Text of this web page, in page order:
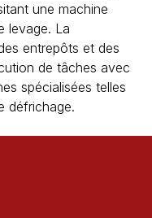
une machine
levage. La
entrepôts et des
de tâches avec
spécialisées telles
défrichage.